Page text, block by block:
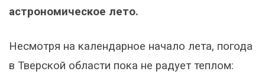
астрономическое лето.
Несмотря на календарное начало лета, погода
в Тверской области пока не радует теплом: